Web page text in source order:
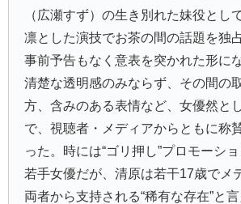
（広瀬すず）の生き別れた妹役とし
凛とした演技でお茶の間の話題を独
事前予告もなく意表を突かれた形に
清楚な透明感のみならず、その間の
方、含みのある表情など、女優然と
で、視聴者・メディアからともに称
った。時には“ゴリ押し”プロモーシ
若手女優だが、清原は若干17歳でメ
両者から支持される“稀有な存在”と